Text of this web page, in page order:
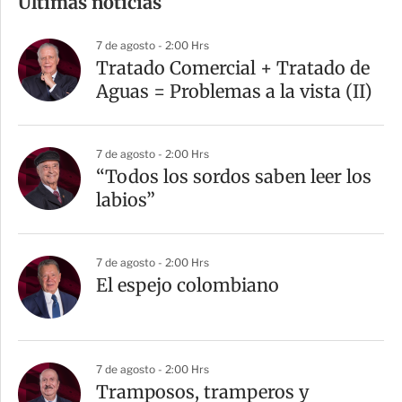
p
a
r
t
7 de agosto - 2:00 Hrs
Tratado Comercial + Tratado de
Aguas = Problemas a la vista (II)
7 de agosto - 2:00 Hrs
“Todos los sordos saben leer los
labios”
7 de agosto - 2:00 Hrs
El espejo colombiano
7 de agosto - 2:00 Hrs
Tramposos, tramperos y